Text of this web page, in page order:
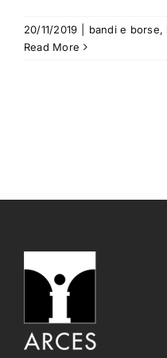
20/11/2019 bandi e borse,
Read More